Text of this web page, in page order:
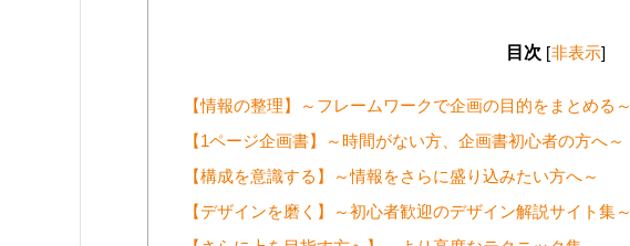
目次 [非表示]
【情報の整理】～フレームワークで企画の目的をまとめる～
【1ページ企画書】～時間がない方、企画書初心者の方へ～
【構成を意識する】～情報をさらに盛り込みたい方へ～
【デザインを磨く】～初心者歓迎のデザイン解説サイト集～